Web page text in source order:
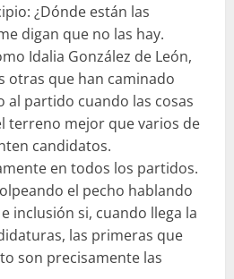
¿Dónde están las
digan que no las hay.
Idalia González de León,
otras que han caminado
al partido cuando las cosas
terreno mejor que varios de
candidatos.
en todos los partidos.
el pecho hablando
inclusión si, cuando llega la
las primeras que
son precisamente las